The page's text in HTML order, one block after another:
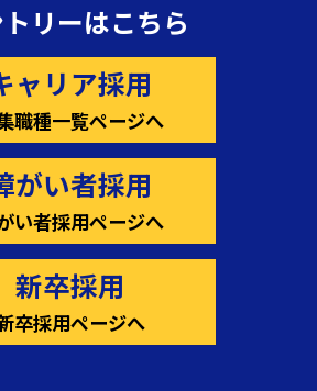
リーはこちら
ャリア採用
職種一覧ページへ
がい者採用
い者採用ページへ
新卒採用
卒採用ページへ